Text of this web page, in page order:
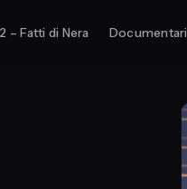
– Fatti di Nera Documentari